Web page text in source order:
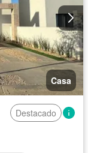
Casa
Destacado